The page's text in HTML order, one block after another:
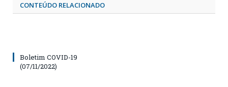
CONTEÚDO RELACIONADO
Boletim COVID-19
(07/11/2022)